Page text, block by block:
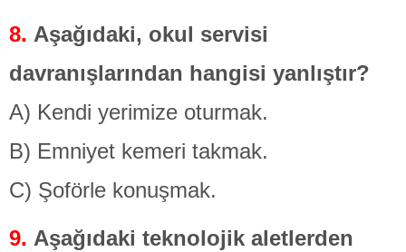
8. Aşağıdaki, okul servisi
davranışlarından hangisi yanlıştır?
A) Kendi yerimize oturmak.
B) Emniyet kemeri takmak.
C) Şoförle konuşmak.
9. Aşağıdaki teknolojik aletlerden